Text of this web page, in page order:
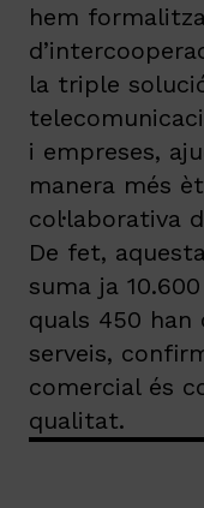
hem
la triple
i empreses,
manera més
col·laborativa
De fet,
suma ja
quals 450
serveis,
comercial és
qualitat.